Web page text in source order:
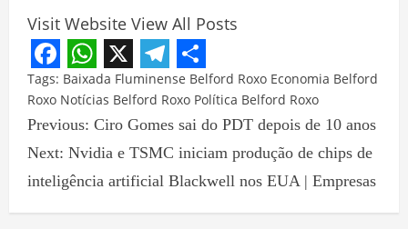
Visit Website View All Posts
Facebook
WhatsApp
X Telegram
Share
Tags: Baixada Fluminense Belford Roxo Economia Belford
Roxo Notícias Belford Roxo Política Belford Roxo
Previous: Ciro Gomes sai do PDT depois de 10 anos
Next: Nvidia e TSMC iniciam produção de chips de
inteligência artificial Blackwell nos EUA | Empresas